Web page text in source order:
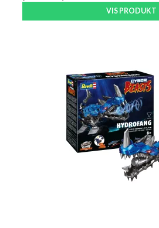
VIS PRODUKT